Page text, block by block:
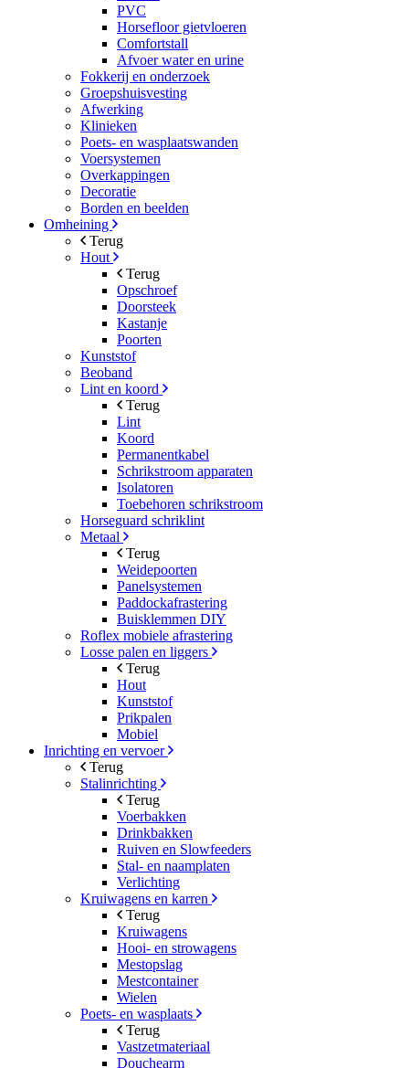
PVC
Horsefloor gietvloeren
Comfortstall
Afvoer water en urine
Fokkerij en onderzoek
Groepshuisvesting
Afwerking
Klinieken
Poets- en wasplaatswanden
Voersystemen
Overkappingen
Decoratie
Borden en beelden
Omheining
Terug
Hout
Terug
Opschroef
Doorsteek
Kastanje
Poorten
Kunststof
Beoband
Lint en koord
Terug
Lint
Koord
Permanentkabel
Schrikstroom apparaten
Isolatoren
Toebehoren schrikstroom
Horseguard schriklint
Metaal
Terug
Weidepoorten
Panelsystemen
Paddockafrastering
Buisklemmen DIY
Roflex mobiele afrastering
Losse palen en liggers
Terug
Hout
Kunststof
Prikpalen
Mobiel
Inrichting en vervoer
Terug
Stalinrichting
Terug
Voerbakken
Drinkbakken
Ruiven en Slowfeeders
Stal- en naamplaten
Verlichting
Kruiwagens en karren
Terug
Kruiwagens
Hooi- en strowagens
Mestopslag
Mestcontainer
Wielen
Poets- en wasplaats
Terug
Vastzetmateriaal
Douchearm